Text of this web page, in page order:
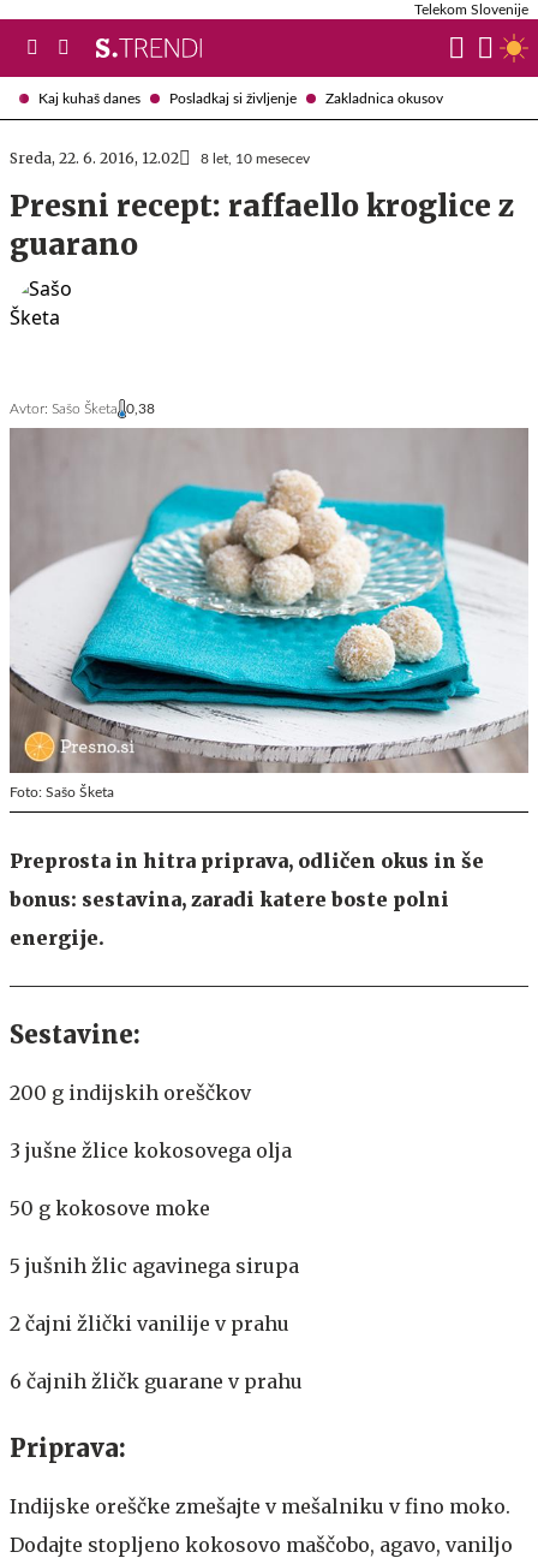
Kaj kuhaš danes Posladkaj si življenje Zakladnica okusov
Telekom Slovenije
Sreda, 22. 6. 2016, 12.02 8 let, 10 mesecev
Presni recept: raffaello kroglice z
guarano
Avtor: Sašo Šketa 0,38
Foto: Sašo Šketa
Preprosta in hitra priprava, odličen okus in še
bonus: sestavina, zaradi katere boste polni
energije.
Sestavine:
200 g indijskih oreščkov
3 jušne žlice kokosovega olja
50 g kokosove moke
5 jušnih žlic agavinega sirupa
2 čajni žlički vanilije v prahu
6 čajnih žličk guarane v prahu
Priprava:
Indijske oreščke zmešajte v mešalniku v fino moko.
Dodajte stopljeno kokosovo maščobo, agavo, vaniljo